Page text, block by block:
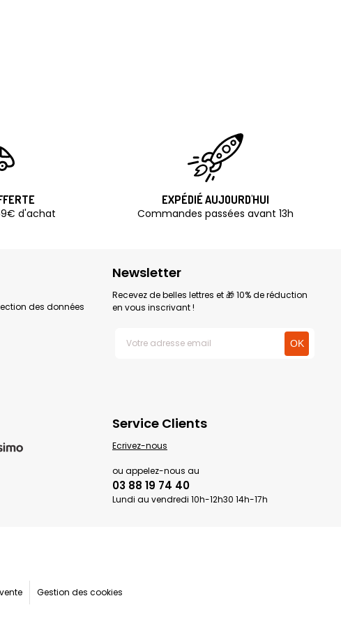
d'achat
EXPÉDIÉ AUJOURD'HUI
Commandes passées avant 13h
des données
Newsletter
Recevez de belles lettres et 🎁 10% de réduction
en vous inscrivant !
Service Clients
Ecrivez-nous
ou appelez-nous au
03 88 19 74 40
Lundi au vendredi 10h-12h30 14h-17h
Gestion des cookies